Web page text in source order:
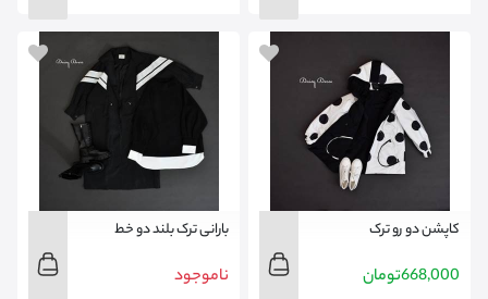
کاپشن دو رو ترک
668,000تومان
بارانی ترک بلند دو خط
ناموجود